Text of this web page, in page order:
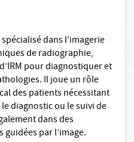
dans l'imagerie
de radiographie,
pour diagnostiquer et
Il joue un rôle
des patients nécessitant
diagnostic ou le suivi de
dans des
par l’image.